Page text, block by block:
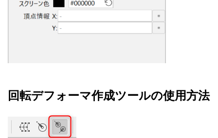
回転デフォーマ作成ツールの使用方法